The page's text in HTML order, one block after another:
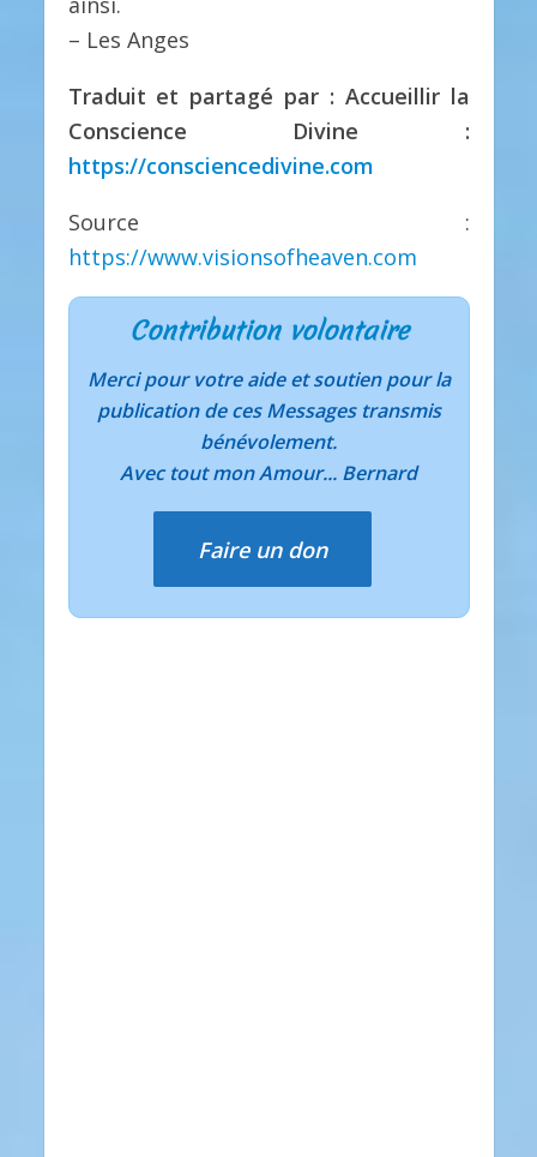
– Les Anges
Traduit et partagé par : Accueillir la
Conscience Divine :
https://consciencedivine.com
Source :
https://www.visionsofheaven.com
Contribution volontaire
Merci pour votre aide et soutien pour la
publication de ces Messages transmis
bénévolement.
Avec tout mon Amour... Bernard
Faire un don